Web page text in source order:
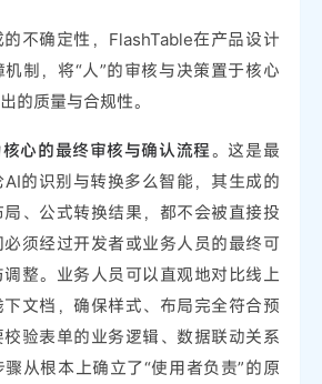
不确定性，FlashTable在产品设计
制，将“人”的审核与决策置于核心
的质量与合规性。
心的最终审核与确认流程。这是最
的识别与转换多么智能，其生成的
、公式转换结果，都不会被直接投
须经过开发者或业务人员的最终可
整。业务人员可以直观地对比线上
文档，确保样式、布局完全符合预
验表单的业务逻辑、数据联动关系
从根本上确立了“使用者负责”的原